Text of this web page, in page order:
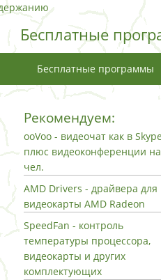
Бесплатные
Бесплатные программы
Рекомендуем:
ooVoo - видеочат как в Skype
плюс видеоконференции
чел.
AMD Drivers - драйвера для
видеокарты AMD Radeon
SpeedFan - контроль
температуры процессора,
видеокарты и других
комплектующих